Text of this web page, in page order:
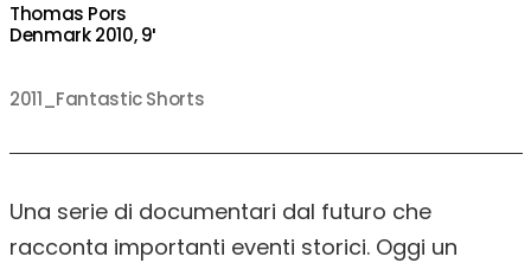
Thomas Pors
Denmark 2010, 9′
2011_Fantastic Shorts
Una serie di documentari dal futuro che
racconta importanti eventi storici. Oggi un